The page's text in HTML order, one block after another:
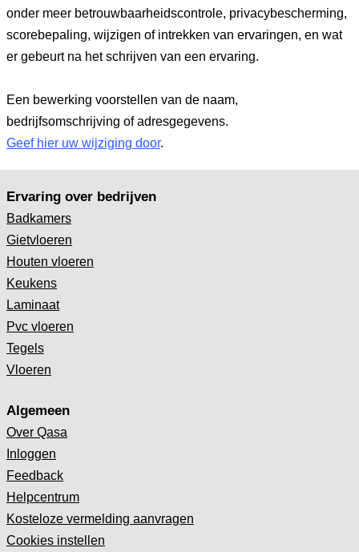
onder meer betrouwbaarheidscontrole, privacybescherming,
scorebepaling, wijzigen of intrekken van ervaringen, en wat
er gebeurt na het schrijven van een ervaring.
Een bewerking voorstellen van de naam,
bedrijfsomschrijving of adresgegevens.
Geef hier uw wijziging door.
Ervaring over bedrijven
Badkamers
Gietvloeren
Houten vloeren
Keukens
Laminaat
Pvc vloeren
Tegels
Vloeren
Algemeen
Over Qasa
Inloggen
Feedback
Helpcentrum
Kosteloze vermelding aanvragen
Cookies instellen